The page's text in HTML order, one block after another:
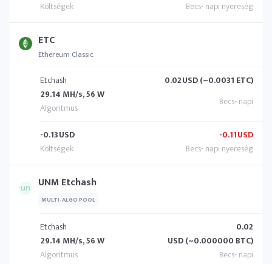
ETC
Ethereum Classic
Etchash
29.14 MH/s, 56 W
0.02USD (~0.0031 ETC)
-0.13USD -0.11USD
UNM Etchash
MULTI-ALGO POOL
Etchash
29.14 MH/s, 56 W
0.02
USD (~0.000000 BTC)